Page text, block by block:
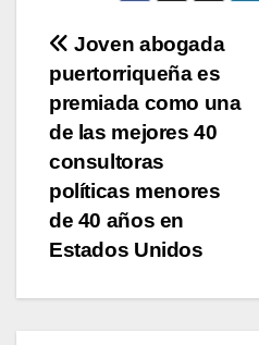
Navegación
de
entradas
Joven abogada
puertorriqueña es
premiada como una
de las mejores 40
consultoras
políticas menores
de 40 años en
Estados Unidos